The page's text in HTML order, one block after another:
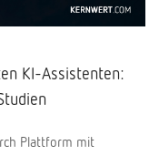
KI-Assistenten:
Plattform mit